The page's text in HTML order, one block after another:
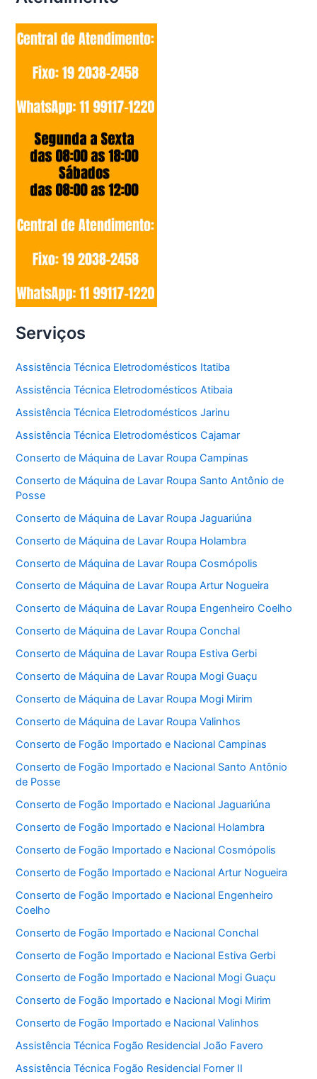
Serviços
Assistência Técnica Eletrodomésticos Itatiba
Assistência Técnica Eletrodomésticos Atibaia
Assistência Técnica Eletrodomésticos Jarinu
Assistência Técnica Eletrodomésticos Cajamar
Conserto de Máquina de Lavar Roupa Campinas
Conserto de Máquina de Lavar Roupa Santo Antônio de
Posse
Conserto de Máquina de Lavar Roupa Jaguariúna
Conserto de Máquina de Lavar Roupa Holambra
Conserto de Máquina de Lavar Roupa Cosmópolis
Conserto de Máquina de Lavar Roupa Artur Nogueira
Conserto de Máquina de Lavar Roupa Engenheiro Coelho
Conserto de Máquina de Lavar Roupa Conchal
Conserto de Máquina de Lavar Roupa Estiva Gerbi
Conserto de Máquina de Lavar Roupa Mogi Guaçu
Conserto de Máquina de Lavar Roupa Mogi Mirim
Conserto de Máquina de Lavar Roupa Valinhos
Conserto de Fogão Importado e Nacional Campinas
Conserto de Fogão Importado e Nacional Santo Antônio
de Posse
Conserto de Fogão Importado e Nacional Jaguariúna
Conserto de Fogão Importado e Nacional Holambra
Conserto de Fogão Importado e Nacional Cosmópolis
Conserto de Fogão Importado e Nacional Artur Nogueira
Conserto de Fogão Importado e Nacional Engenheiro
Coelho
Conserto de Fogão Importado e Nacional Conchal
Conserto de Fogão Importado e Nacional Estiva Gerbi
Conserto de Fogão Importado e Nacional Mogi Guaçu
Conserto de Fogão Importado e Nacional Mogi Mirim
Conserto de Fogão Importado e Nacional Valinhos
Assistência Técnica Fogão Residencial João Favero
Assistência Técnica Fogão Residencial Forner II